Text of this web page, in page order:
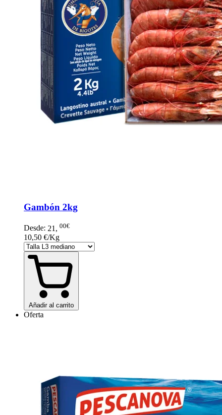
Gambón 2kg
Desde: 21 , 00€
10,50 €/Kg
Añadir al carrito
Oferta